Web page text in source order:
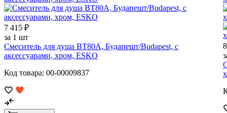
7 415 ₽
за 1 шт
Смеситель для душа BT80A, Будапешт/Budapest, с
аксессуарами, хром, ESKO
Код товара: 00-00009837